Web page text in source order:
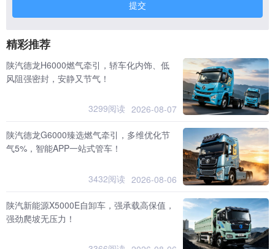
提交
精彩推荐
陕汽德龙H6000燃气牵引，轿车化内饰、低
风阻强密封，安静又节气！
3299阅读 2026-08-07
陕汽德龙G6000臻选燃气牵引，多维优化节
气5%，智能APP一站式管车！
3432阅读 2026-08-06
陕汽新能源X5000E自卸车，强承载高保值，
强劲爬坡无压力！